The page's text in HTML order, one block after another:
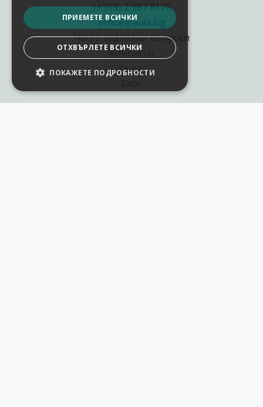
(+359) 2 987 8176
office@aula.bg
Често задавани въпроси
Контакти
За нас
ПРИЕМЕТЕ ВСИЧКИ
ОТХВЪРЛЕТЕ ВСИЧКИ
ПОКАЖЕТЕ ПОДРОБНОСТИ